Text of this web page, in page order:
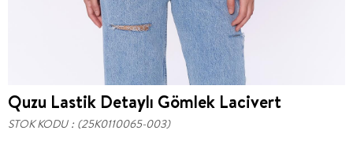
Quzu Lastik Detaylı Gömlek Lacivert
STOK KODU (25K0110065-003)